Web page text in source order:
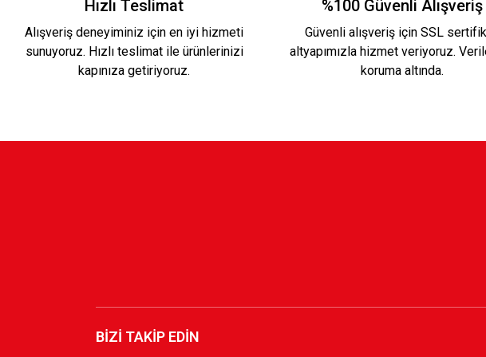
2.200,00 TL
YENİ SEZON 2026/2027
Hızlı Teslimat
Alışveriş deneyiminiz için en iyi hizmeti
sunuyoruz. Hızlı teslimat ile ürünlerinizi
kapınıza getiriyoruz.
%100 Güvenli Alışveriş
Güvenli alışveriş için SSL
altyapımızla hizmet veriyoruz.
koruma altında.
BİZİ TAKİP EDİN